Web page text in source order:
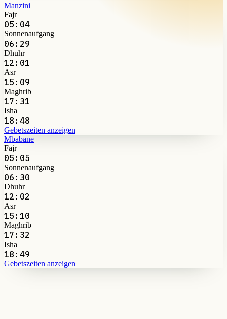
Manzini
Fajr
05:04
Sonnenaufgang
06:29
Dhuhr
12:01
Asr
15:09
Maghrib
17:31
Isha
18:48
Gebetszeiten anzeigen
Mbabane
Fajr
05:05
Sonnenaufgang
06:30
Dhuhr
12:02
Asr
15:10
Maghrib
17:32
Isha
18:49
Gebetszeiten anzeigen